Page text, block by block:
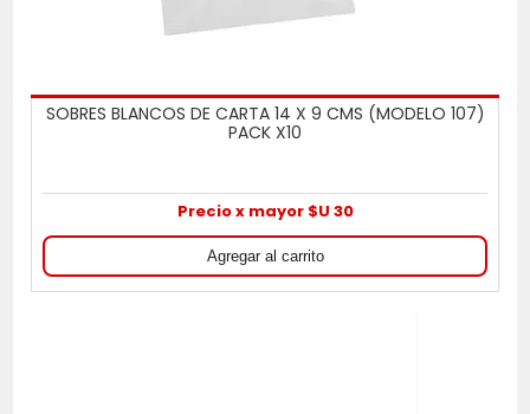
SOBRES BLANCOS DE CARTA 14 X 9 CMS (MODELO 107)
PACK X10
Precio x mayor $U 30